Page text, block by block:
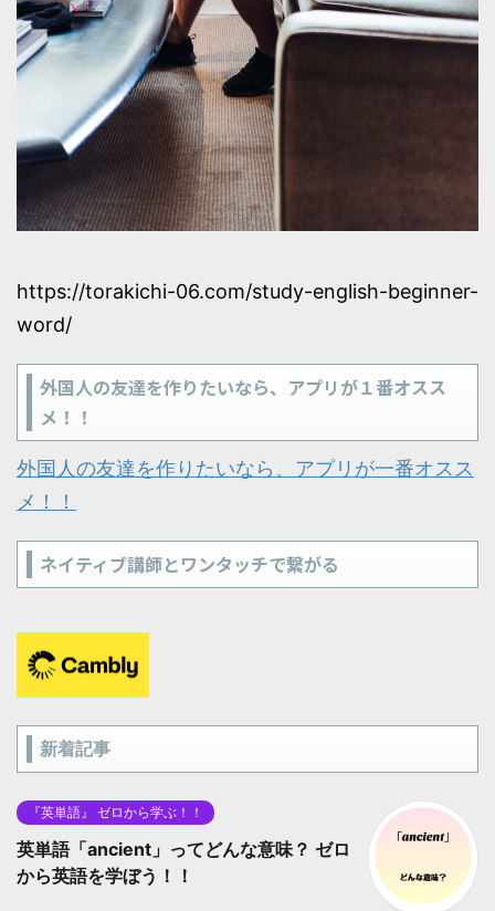
https://torakichi-06.com/study-english-beginner-
word/
外国人の友達を作りたいなら、アプリが１番オスス
メ！！
外国人の友達を作りたいなら、アプリが一番オスス
メ！！
ネイティブ講師とワンタッチで繋がる
新着記事
『英単語』 ゼロから学ぶ！！
英単語「ancient」ってどんな意味？ ゼロ
から英語を学ぼう！！